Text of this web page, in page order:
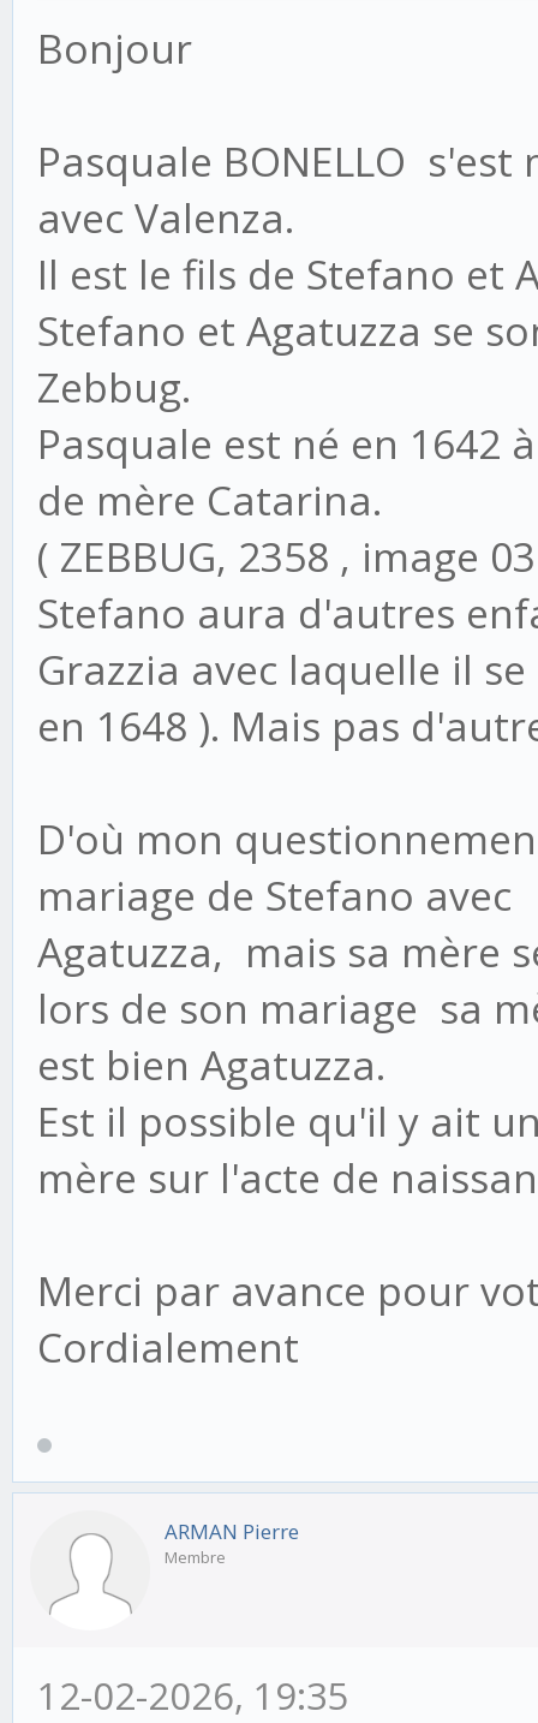
Bonjour
Pasquale BONELLO
avec Valenza.
Il est le fils de Stefano et
Stefano et Agatuzza se
Zebbug.
Pasquale est né en 1642
de mère Catarina.
( ZEBBUG, 2358 , image
Stefano aura d'autres
Grazzia avec laquelle il
en 1648 ). Mais pas
D'où mon
mariage de Stefano avec
Agatuzza, mais sa mère
lors de son mariage sa
est bien Agatuzza.
Est il possible qu'il y ait
mère sur l'acte de
Merci par avance pour
Cordialement
ARMAN Pierre
Membre
12-02-2026, 19:35